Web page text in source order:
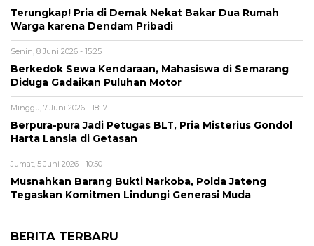
Terungkap! Pria di Demak Nekat Bakar Dua Rumah
Warga karena Dendam Pribadi
Senin, 8 Juni 2026 - 15:25
Berkedok Sewa Kendaraan, Mahasiswa di Semarang
Diduga Gadaikan Puluhan Motor
Minggu, 7 Juni 2026 - 18:17
Berpura-pura Jadi Petugas BLT, Pria Misterius Gondol
Harta Lansia di Getasan
Jumat, 5 Juni 2026 - 10:50
Musnahkan Barang Bukti Narkoba, Polda Jateng
Tegaskan Komitmen Lindungi Generasi Muda
BERITA TERBARU